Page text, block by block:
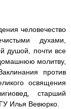
человечество
духами,
душой, почти все
молитву,
против
освящения
старший
Илья Вевюрко.